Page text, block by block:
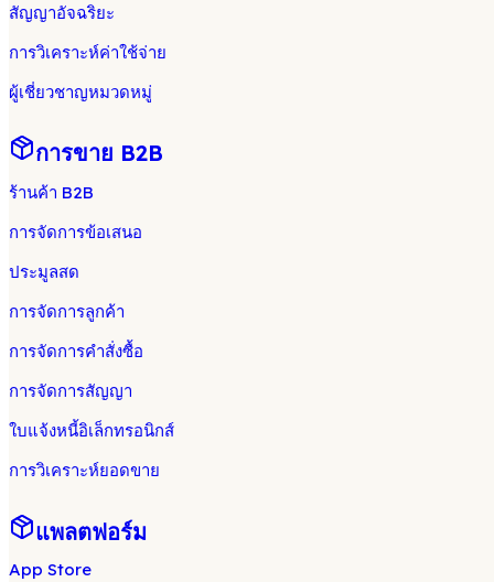
สัญญาอัจฉริยะ
การวิเคราะห์ค่าใช้จ่าย
ผู้เชี่ยวชาญหมวดหมู่
การขาย B2B
ร้านค้า B2B
การจัดการข้อเสนอ
ประมูลสด
การจัดการลูกค้า
การจัดการคำสั่งซื้อ
การจัดการสัญญา
ใบแจ้งหนี้อิเล็กทรอนิกส์
การวิเคราะห์ยอดขาย
แพลตฟอร์ม
App Store